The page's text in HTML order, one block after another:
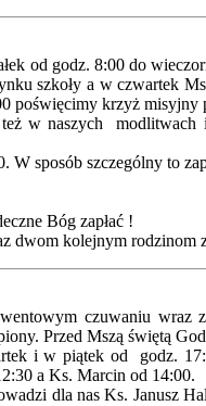
od godz. 8:00 do
szkoły a w czwartek
poświęcimy krzyż misyjny
też w naszych
sposób szczególny to
Bóg zapłać !
kolejnym rodzinom
czuwaniu
Przed Mszą świętą
i w piątek od godz.
a Ks. Marcin od 14:00.
dla nas Ks. Janusz